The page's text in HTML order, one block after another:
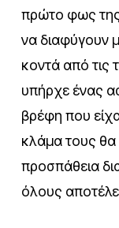
πρώτο φως της
να διαφύγουν
κοντά από τις
υπήρχε ένας
βρέφη που
κλάμα τους
προσπάθεια
όλους